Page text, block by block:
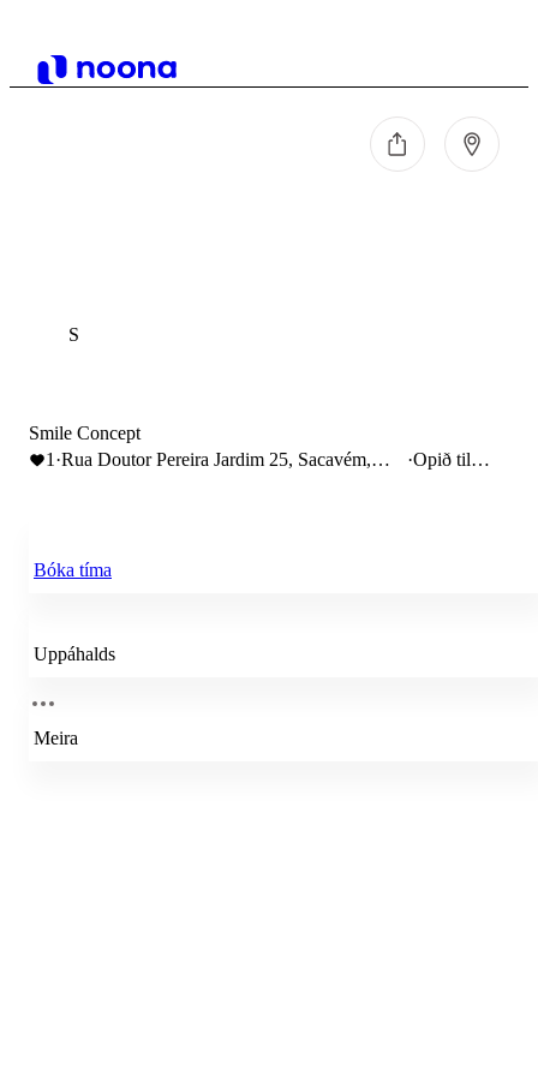
S
Smile Concept
1 ·Rua Doutor Pereira Jardim 25, Sacavém,
·Opið til
Bóka tíma
Uppáhalds
Meira